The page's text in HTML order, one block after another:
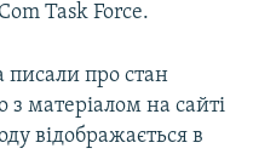
Task Force.
писали про стан
з матеріалом на сайті
відображається в